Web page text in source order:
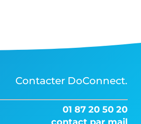
Contacter DoConnect.
01 87 20 50 20